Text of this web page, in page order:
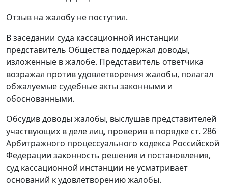
Отзыв на жалобу не поступил.
В заседании суда кассационной инстанции
представитель Общества поддержал доводы,
изложенные в жалобе. Представитель ответчика
возражал против удовлетворения жалобы, полагал
обжалуемые судебные акты законными и
обоснованными.
Обсудив доводы жалобы, выслушав представителей
участвующих в деле лиц, проверив в порядке ст. 286
Арбитражного процессуального кодекса Российской
Федерации законность решения и постановления,
суд кассационной инстанции не усматривает
оснований к удовлетворению жалобы.